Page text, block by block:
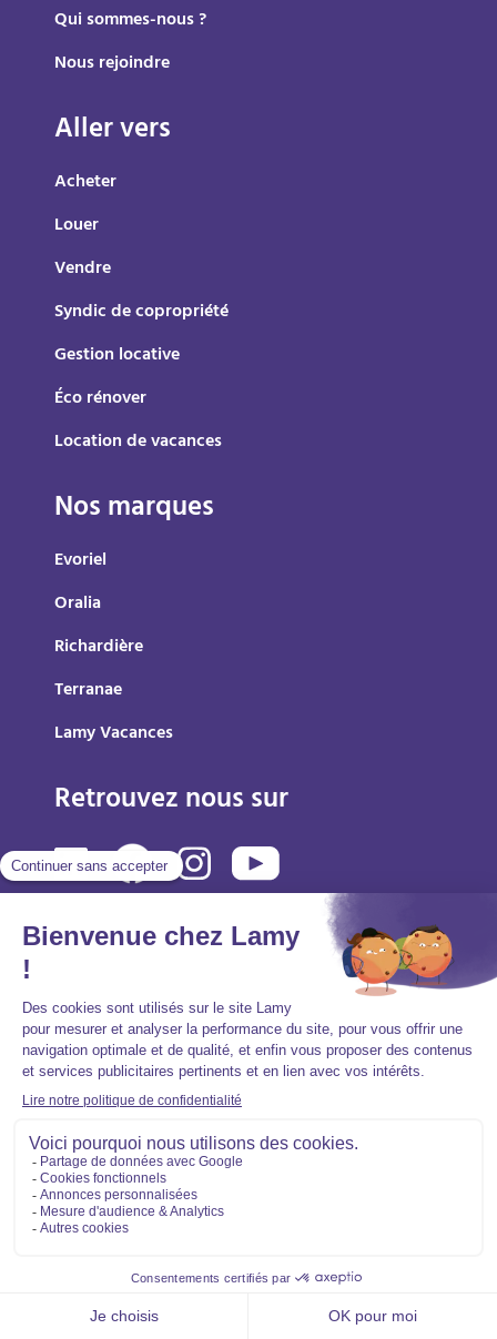
Qui sommes-nous ?
Nous rejoindre
Aller vers
Acheter
Louer
Vendre
Syndic de copropriété
Gestion locative
Éco rénover
Location de vacances
Nos marques
Evoriel
Oralia
Richardière
Terranae
Lamy Vacances
Retrouvez nous sur
Politique de protection des données personnelles
Accessibilité : partiellement conforme